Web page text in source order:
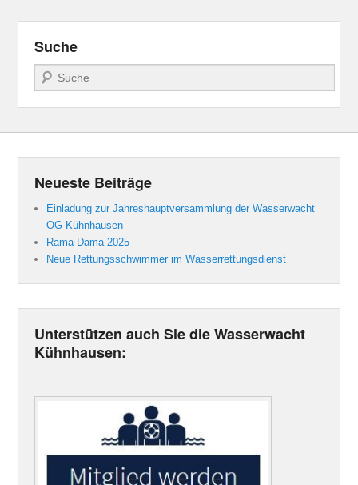
Suche
Suchen
Neueste Beiträge
Einladung zur Jahreshauptversammlung der Wasserwacht
OG Kühnhausen
Rama Dama 2025
Neue Rettungsschwimmer im Wasserrettungsdienst
Unterstützen auch Sie die Wasserwacht
Kühnhausen: